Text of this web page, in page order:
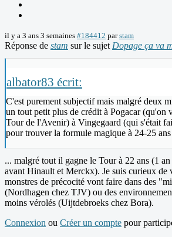
il y a 3 ans 3 semaines #184412 parstam
Réponse de stam sur le sujet Dopage ça va
albator83 écrit:
C'est purement subjectif mais malgré deux
un tout petit plus de crédit à Pogacar (qu'on
Tour de l'Avenir) à Vingegaard (qui s'était
pour trouver la formule magique à 24-25
... malgré tout il gagne le Tour à 22 ans (1
avant Hinault et Merckx). Je suis curieux de
monstres de précocité vont faire dans des
(Nordhagen chez TJV) ou des
moins vérolés (Uijtdebroeks chez Bora).
Connexion ou Créer un compte pour